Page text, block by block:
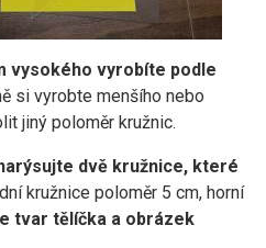
vysokého vyrobíte podle
si vyrobte menšího nebo
jiný poloměr kružnic.
dvě kružnice, které
kružnice poloměr 5 cm, horní
tvar tělíčka a obrázek